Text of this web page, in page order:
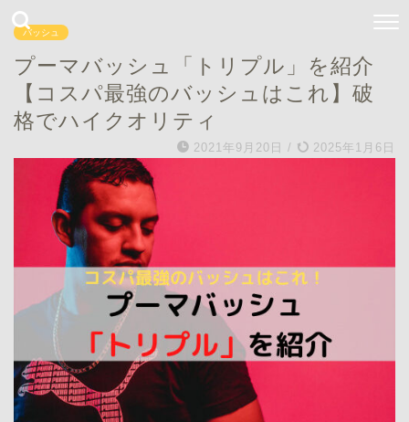
バッシュ
プーマバッシュ「トリプル」を紹介
【コスパ最強のバッシュはこれ】破
格でハイクオリティ
2021年9月20日 / 2025年1月6日